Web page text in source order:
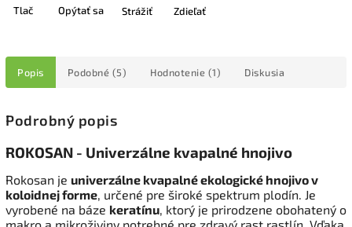
Tlač Opýtať sa Strážiť Zdieľať
Popis Podobné (5) Hodnotenie (1) Diskusia
Podrobný popis
ROKOSAN - Univerzálne kvapalné hnojivo
Rokosan je univerzálne kvapalné ekologické hnojivo v
koloidnej forme, určené pre široké spektrum plodín. Je
vyrobené na báze keratínu, ktorý je prirodzene obohatený o